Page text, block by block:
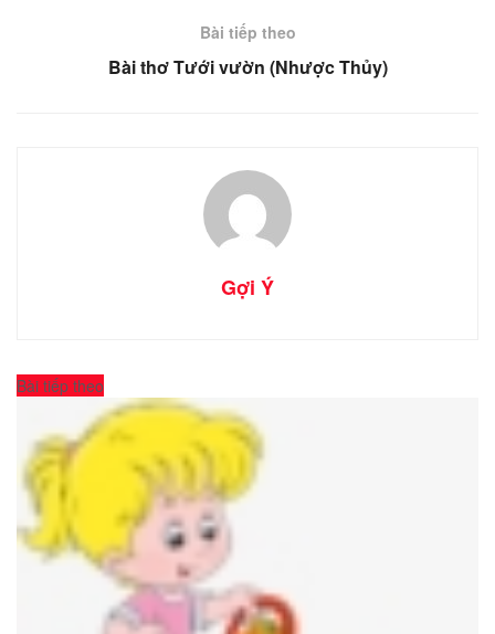
Bài tiếp theo
Bài thơ Tưới vườn (Nhược Thủy)
Gợi Ý
Bài tiếp theo